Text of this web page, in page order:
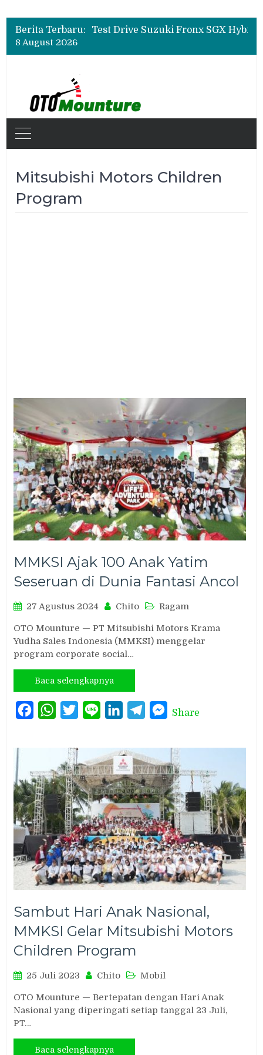
Berita Terbaru:
Beli Mobil Jangan Cuma Lihat Cicilan, TAF dan OJK Tekankan Pentingnya Literasi Keuangan
Beli Mobil Jangan Cuma Lihat Cicilan, TAF dan OJK Tekankan Pentingnya Literasi Keuangan
8 August 2026
Mitsubishi Motors Children
Program
MMKSI Ajak 100 Anak Yatim
Seseruan di Dunia Fantasi Ancol
27 Agustus 2024 Chito Ragam
OTO Mounture — PT Mitsubishi Motors Krama
Yudha Sales Indonesia (MMKSI) menggelar
program corporate social…
Baca selengkapnya
FacebookWhatsAppTwitterLine LinkedInTelegramMessenger
Share
Sambut Hari Anak Nasional,
MMKSI Gelar Mitsubishi Motors
Children Program
25 Juli 2023 Chito Mobil
OTO Mounture — Bertepatan dengan Hari Anak
Nasional yang diperingati setiap tanggal 23 Juli,
PT…
Baca selengkapnya